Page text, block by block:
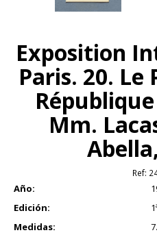
Exposition
Paris. 20. Le
Mm.
Ref:
Año:
Edición:
Medidas: